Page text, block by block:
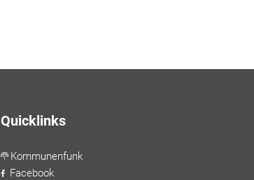
Quicklinks
Kommunenfunk
Facebook